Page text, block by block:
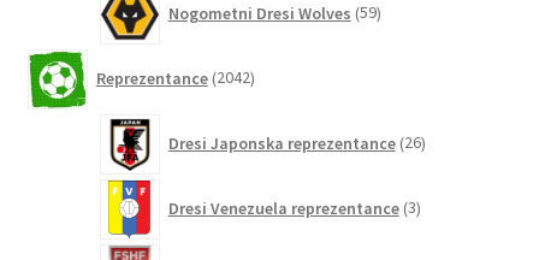
Nogometni Dresi Wolves 59izdelkov
Reprezentance 2042izdelkov
Dresi Japonska reprezentance 26izdelkov
Dresi Venezuela reprezentance 3izdelki